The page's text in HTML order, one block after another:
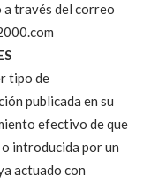
a través del correo
tipo de
publicada en su
efectivo de que
introducida por un
actuado con